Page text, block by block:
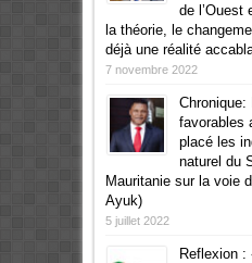
de l’Ouest
la théorie, le
déjà une réalité
7 novembre 2022
Chronique:
favorables
placé les
naturel du
Mauritanie sur la voie
Ayuk)
5 juillet 2022
Reflexion :